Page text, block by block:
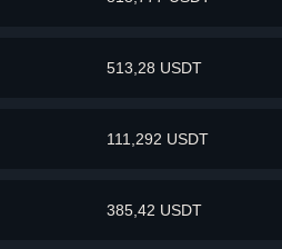
513,28 USDT
111,292 USDT
385,42 USDT